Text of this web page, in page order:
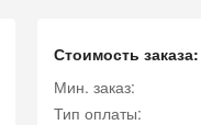
Стоимость заказа:
Мин. заказ:
Тип оплаты: